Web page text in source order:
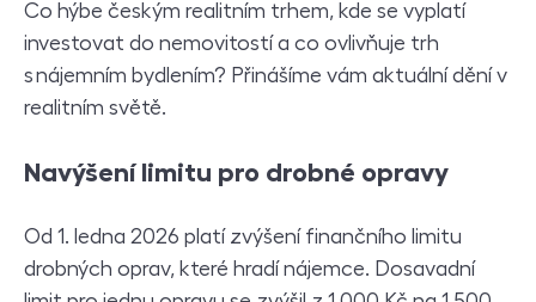
Co hýbe českým realitním trhem, kde se vyplatí
investovat do nemovitostí a co ovlivňuje trh
s nájemním bydlením? Přinášíme vám aktuální dění v
realitním světě.
Navýšení limitu pro drobné opravy
Od 1. ledna 2026 platí zvýšení finančního limitu
drobných oprav, které hradí nájemce. Dosavadní